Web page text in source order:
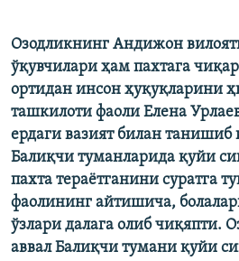
Озодликнинг Андижон
ўқувчилари ҳам пахтага
ортидан инсон ҳуқуқларини
ташкилоти фаоли Елена
ердаги вазият билан танишиб
Балиқчи туманларида қуйи
пахта тераётганини суратга
фаолининг айтишича,
ўзлари далага олиб чиқяпти.
аввал Балиқчи тумани қуйи